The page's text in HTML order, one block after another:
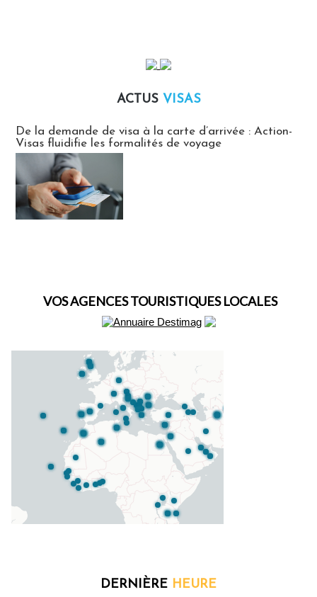
ACTUS VISAS
De la demande de visa à la carte d’arrivée : Action-
Visas fluidifie les formalités de voyage
VOS AGENCES TOURISTIQUES LOCALES
DERNIÈRE HEURE